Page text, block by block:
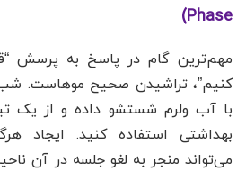
Phase)
مهم‌ترین گام در پاسخ به پرسش
کنیم”، تراشیدن صحیح موهاست. شب
با آب ولرم شستشو داده و از یک
بهداشتی استفاده کنید. ایجاد
می‌تواند منجر به لغو جلسه در آن